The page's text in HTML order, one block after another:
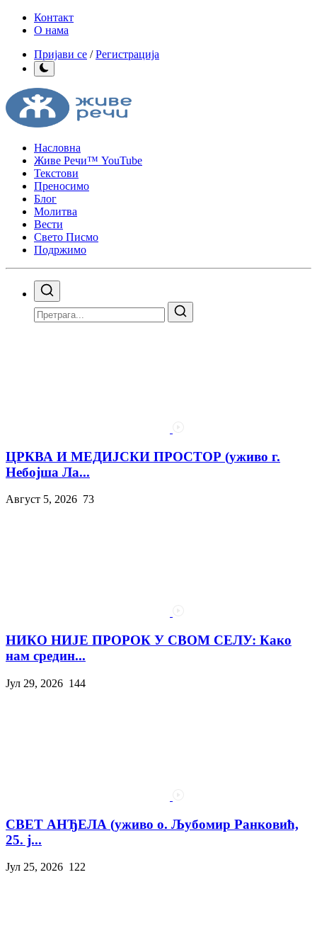
Контакт
О нама
Пријави се /Регистрација
Насловна
Живе Речи™ YouTube
Текстови
Преносимо
Блог
Молитва
Вести
Свето Писмо
Подржимо
ЦРКВА И МЕДИЈСКИ ПРОСТОР (уживо г.
Небојша Ла...
Август 5, 2026 73
НИКО НИЈЕ ПРОРОК У СВОМ СЕЛУ: Како
нам средин...
Јул 29, 2026 144
СВЕТ АНЂЕЛА (уживо о. Љубомир Ранковић,
25. ј...
Јул 25, 2026 122